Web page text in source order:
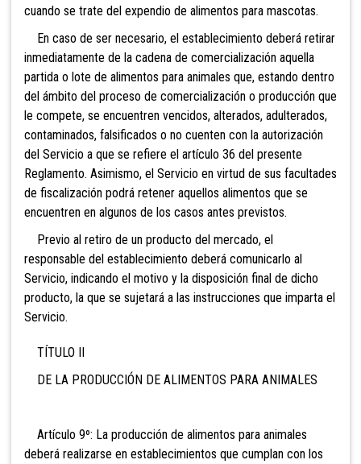
cuando se trate del expendio de alimentos para mascotas.
En caso de ser necesario, el establecimiento deberá retirar
inmediatamente de la cadena de comercialización aquella
partida o lote de alimentos para animales que, estando dentro
del ámbito del proceso de comercialización o producción que
le compete, se encuentren vencidos, alterados, adulterados,
contaminados, falsificados o no cuenten con la autorización
del Servicio a que se refiere el artículo 36 del presente
Reglamento. Asimismo, el Servicio en virtud de sus facultades
de fiscalización podrá retener aquellos alimentos que se
encuentren en algunos de los casos antes previstos.
Previo al retiro de un producto del mercado, el
responsable del establecimiento deberá comunicarlo al
Servicio, indicando el motivo y la disposición final de dicho
producto, la que se sujetará a las instrucciones que imparta el
Servicio.
TÍTULO II
DE LA PRODUCCIÓN DE ALIMENTOS PARA ANIMALES
Artículo 9º: La producción de alimentos para animales
deberá realizarse en establecimientos que cumplan con los